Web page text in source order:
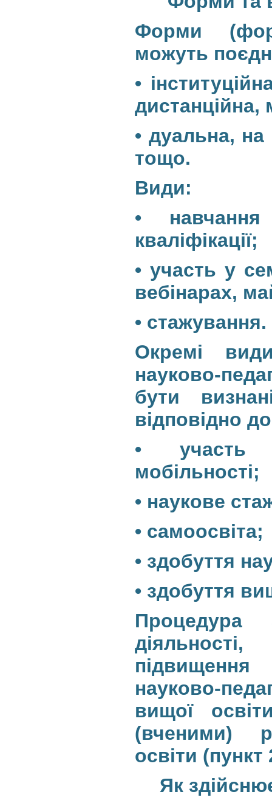
Форми
можуть
•
• дуальна,
тощо.
Види:
•
кваліфікації;
• участь у
вебінарах,
• стажування.
Окремі
науково-
бути
відповідно
• участь
мобільності;
• наукове
• самоосвіта;
• здобуття
• здобуття
Процедура
підвищення
науково-
вищої
(вченими)
освіти
Як